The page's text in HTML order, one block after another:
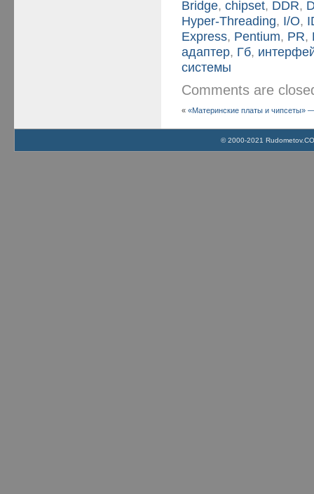
Bridge,chipset, DDR,
Hyper-Threading, I/O,
Express, Pentium, PR,
адаптер, Гб,
системы
Comments are
««Материнские платы и чипсеты»
© 2000-2021